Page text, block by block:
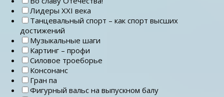
Лидеры ХХI века
Танцевальный спорт – как спорт высших
достижений
Музыкальные шаги
Картинг – профи
Силовое троеборье
Консонанс
Гран па
Фигурный вальс на выпускном балу